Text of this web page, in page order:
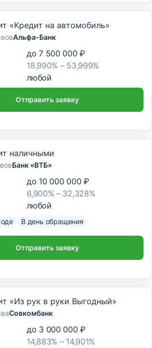
«Кредит на автомобиль»
Альфа-Банк
до 7 500 000 ₽
18,990% – 53,999%
любой
Отправить заявку
наличными
Банк «ВТБ»
до 10 000 000 ₽
6,900% – 32,328%
любой
В день обращения
Отправить заявку
«Из рук в руки Выгодный»
Совкомбанк
до 3 000 000 ₽
14,883% – 14,901%